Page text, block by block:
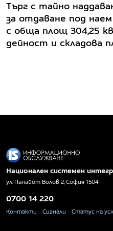
Търг с тайно
за отдаване под
с обща площ 304,25
дейност и складова
Национален системен
ул. Панайот Волов 2, София 1504
0700 14 220
Контакти Сигнали Статус на